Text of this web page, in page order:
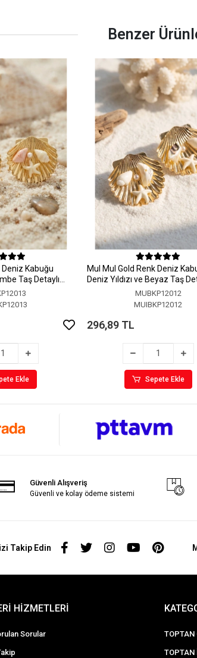
Benzer
Deniz Kabuğu
Taş Detaylı
Ekle
MuI MuI Gold Renk Deniz
Deniz Yıldızı ve Beyaz Taş
MUBKP12012
MUIBKP12012
296,89 TL
Sepete Ekle
Güvenli Alışveriş
Güvenli ve kolay ödeme sistemi
Takip Edin
HİZMETLERİ
Sorular TOPTAN
TOPTAN